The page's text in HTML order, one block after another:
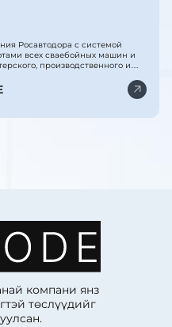
Росавтодора с системой
всех сваебойных машин и
производственного и
компани янз
төслүүдийг